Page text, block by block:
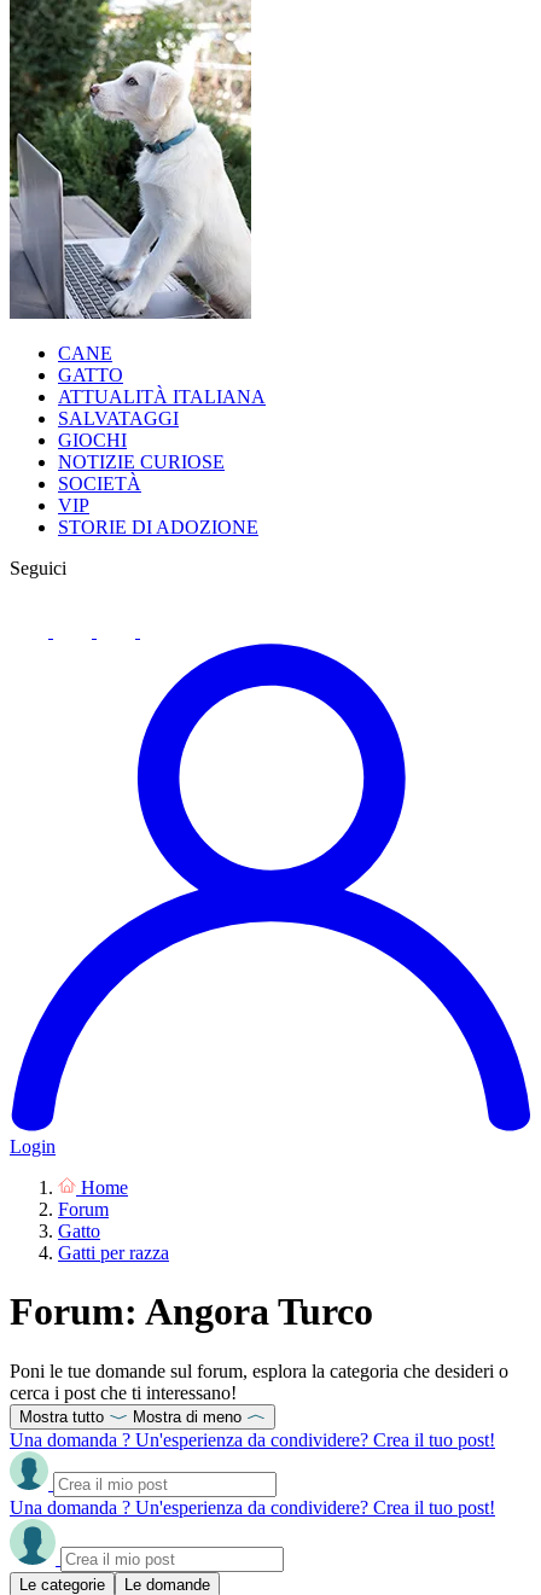
CANE
GATTO
ATTUALITÀ ITALIANA
SALVATAGGI
GIOCHI
NOTIZIE CURIOSE
SOCIETÀ
VIP
STORIE DI ADOZIONE
Seguici
Login
Home
Forum
Gatto
Gatti per razza
Forum: Angora Turco
Poni le tue domande sul forum, esplora la categoria che desideri o
cerca i post che ti interessano!
Mostra tutto Mostra di meno
Una domanda ? Un'esperienza da condividere? Crea il tuo post!
Una domanda ? Un'esperienza da condividere? Crea il tuo post!
Le categorie Le domande